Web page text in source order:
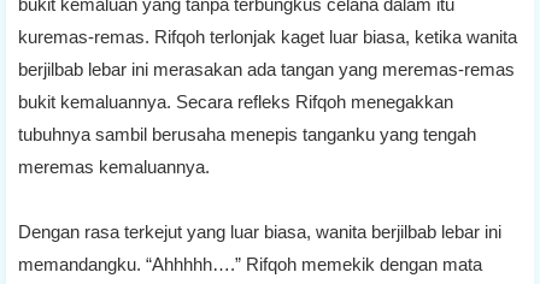
bukit kemaluan yang tanpa terbungkus celana dalam itu
kuremas-remas. Rifqoh terlonjak kaget luar biasa, ketika wanita
berjilbab lebar ini merasakan ada tangan yang meremas-remas
bukit kemaluannya. Secara refleks Rifqoh menegakkan
tubuhnya sambil berusaha menepis tanganku yang tengah
meremas kemaluannya.
Dengan rasa terkejut yang luar biasa, wanita berjilbab lebar ini
memandangku. “Ahhhhh….” Rifqoh memekik dengan mata